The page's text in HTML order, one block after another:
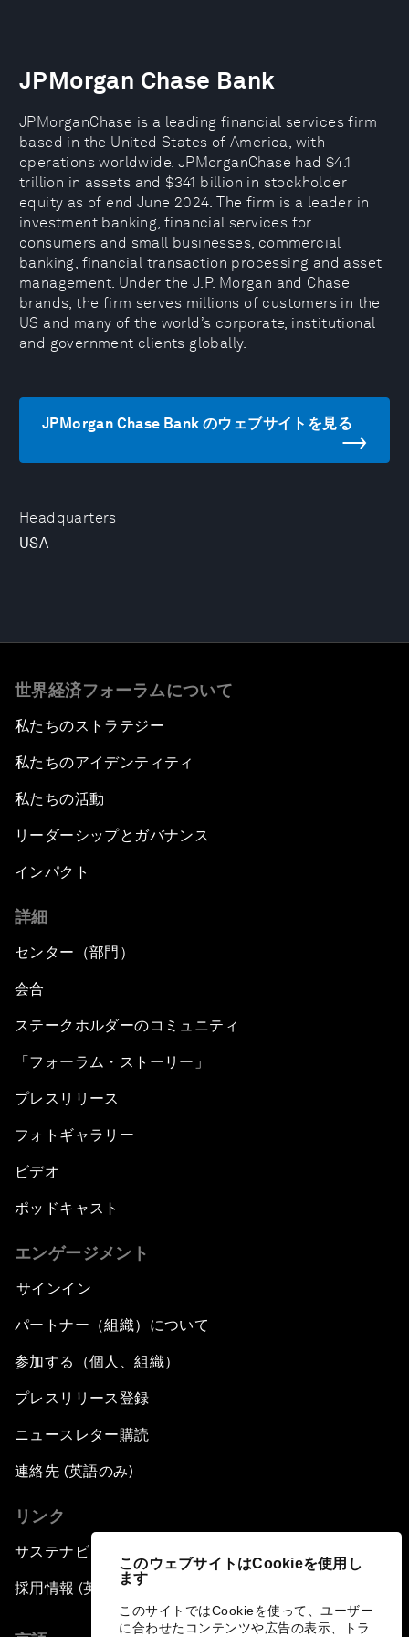
このウェブサイトはCookieを使用し
ます
このサイトではCookieを使って、ユーザー
に合わせたコンテンツや広告の表示、トラ
Headquarters
USA
JPMorgan Chase Bank
JPMorganChase is a leading financial services firm
based in the United States of America, with
operations worldwide. JPMorganChase had $4.1
trillion in assets and $341 billion in stockholder
equity as of end June 2024. The firm is a leader in
investment banking, financial services for
consumers and small businesses, commercial
banking, financial transaction processing and asset
management. Under the J.P. Morgan and Chase
brands, the firm serves millions of customers in the
US and many of the world’s corporate, institutional
and government clients globally.
JPMorgan Chase Bank のウェブサイトを見る
世界経済フォーラムについて
私たちのストラテジー
私たちのアイデンティティ
私たちの活動
リーダーシップとガバナンス
インパクト
詳細
センター（部門）
会合
ステークホルダーのコミュニティ
「フォーラム・ストーリー」
プレスリリース
フォトギャラリー
ビデオ
ポッドキャスト
エンゲージメント
サインイン
パートナー（組織）について
参加する（個人、組織）
プレスリリース登録
ニュースレター購読
連絡先 (英語のみ)
リンク
サステナビリティへの取り組み
採用情報 (英語のみ)